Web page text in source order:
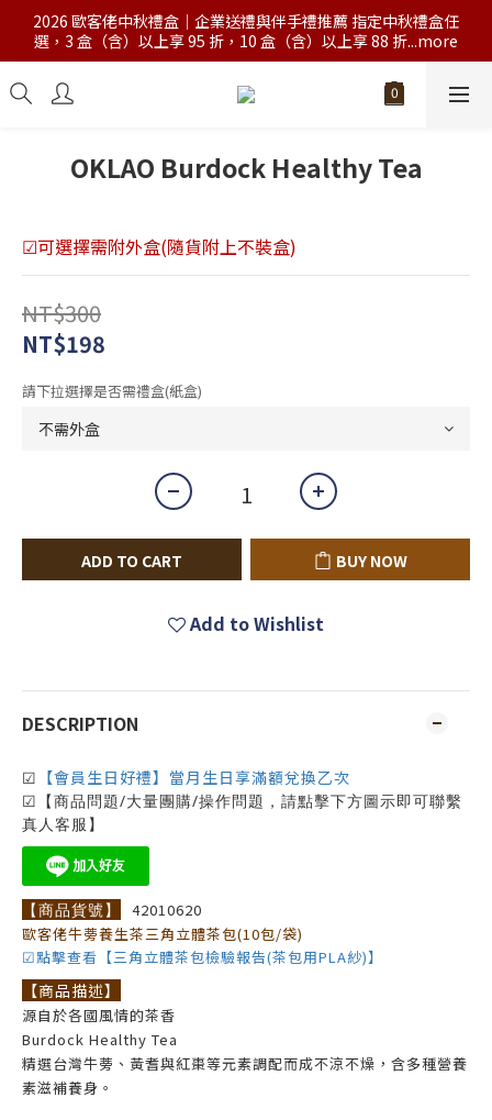
2026 歐客佬中秋禮盒｜企業送禮與伴手禮推薦 指定中秋禮盒任
選，3 盒（含）以上享 95 折，10 盒（含）以上享 88 折...more
OKLAO Burdock Healthy Tea
☑可選擇需附外盒(隨貨附上不裝盒)
NT$300
NT$198
請下拉選擇是否需禮盒(紙盒)
ADD TO CART BUY NOW
Add to Wishlist
DESCRIPTION
☑ 【會員生日好禮】當月生日享滿額兌換乙次
☑【商品問題/大量團購/操作問題，請點擊下方圖示即可聯繫
真人客服】
【商品貨號】
42010620
歐客佬牛蒡養生茶三角立體茶包(10包/袋)
☑點擊查看【三角立體茶包檢驗報告(茶包用PLA紗)】
【商品描述】
源自於各國風情的茶香
Burdock Healthy Tea
精選台灣牛蒡、黃耆與紅棗等元素調配而成不涼不燥，含多種營養
素滋補養身。